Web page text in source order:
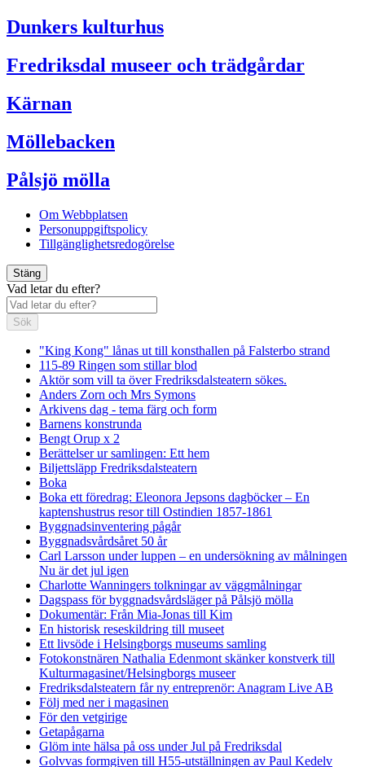
Dunkers kulturhus
Fredriksdal museer och trädgårdar
Kärnan
Möllebacken
Pålsjö mölla
Om Webbplatsen
Personuppgiftspolicy
Tillgänglighetsredogörelse
Stäng
Vad letar du efter?
Sök
"King Kong" lånas ut till konsthallen på Falsterbo strand
115-89 Ringen som stillar blod
Aktör som vill ta över Fredriksdalsteatern sökes.
Anders Zorn och Mrs Symons
Arkivens dag - tema färg och form
Barnens konstrunda
Bengt Orup x 2
Berättelser ur samlingen: Ett hem
Biljettsläpp Fredriksdalsteatern
Boka
Boka ett föredrag: Eleonora Jepsons dagböcker – En
kaptenshustrus resor till Ostindien 1857-1861
Byggnadsinventering pågår
Byggnadsvårdsåret 50 år
Carl Larsson under luppen – en undersökning av målningen
Nu är det jul igen
Charlotte Wanningers tolkningar av väggmålningar
Dagspass för byggnadsvårdsläger på Pålsjö mölla
Dokumentär: Från Mia-Jonas till Kim
En historisk reseskildring till museet
Ett livsöde i Helsingborgs museums samling
Fotokonstnären Nathalia Edenmont skänker konstverk till
Kulturmagasinet/Helsingborgs museer
Fredriksdalsteatern får ny entreprenör: Anagram Live AB
Följ med ner i magasinen
För den vetgirige
Getapågarna
Glöm inte hälsa på oss under Jul på Fredriksdal
Golvvas formgiven till H55-utställningen av Paul Kedelv